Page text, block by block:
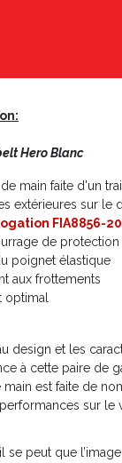
Hero Blanc
de main faite d'un
extérieures sur le
FIA8856-
de
poignet élastique
aux frottements
optimal
design et les
à cette paire de
main est faite de
sur le
se peut que